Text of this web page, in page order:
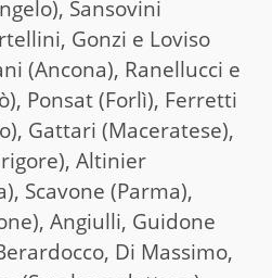
Sansovini
Gonzi e Loviso
(Ancona), Ranellucci e
Ponsat (Forlì), Ferretti
Gattari (Maceratese),
Altinier
Scavone (Parma),
Angiulli, Guidone
Di Massimo,